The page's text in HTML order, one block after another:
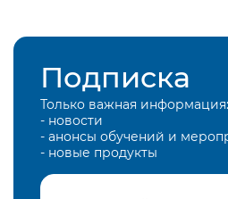
Подписка
Только важная информация:
- новости
- анонсы обучений и
- новые продукты